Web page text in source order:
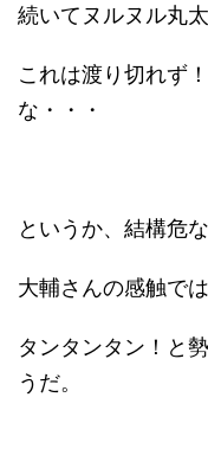
続いてヌルヌル丸
これは渡り切れず
な・・・
というか、結構危
大輔さんの感触で
タンタンタン！と
うだ。